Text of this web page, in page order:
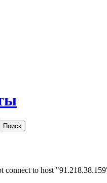
connect to host